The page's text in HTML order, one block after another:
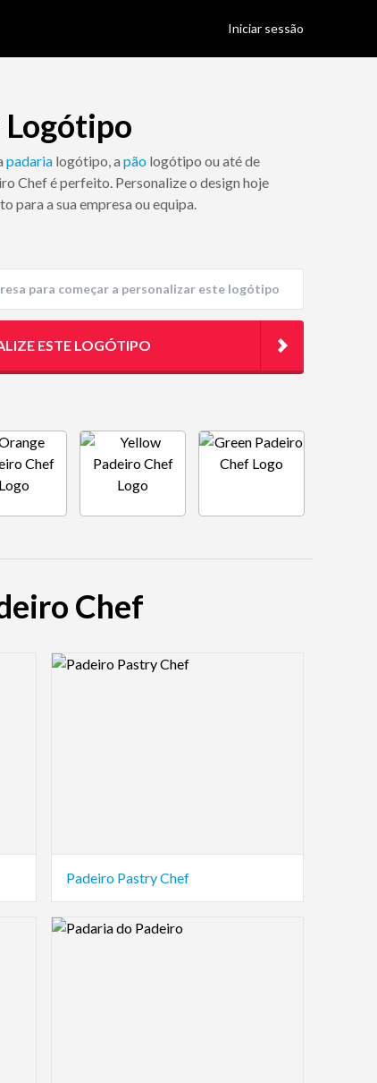
Iniciar sessão
Logótipo
padaria logótipo, a pão logótipo ou até de
Chef é perfeito. Personalize o design hoje
para a sua empresa ou equipa.
ESTE LOGÓTIPO
Chef
Logo Preview Image
Padeiro Pastry Chef
Logo Preview Image